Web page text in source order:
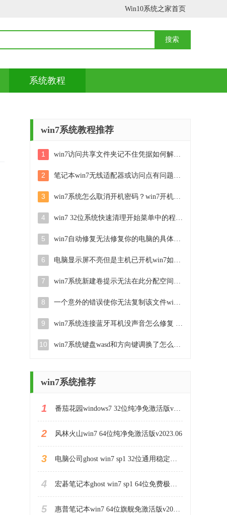
Win10系统之家首页
系统教程
win7系统教程推荐
1 win7访问共享文件夹记不住凭据如何解决 Windows 7 记住网络共享文件夹凭据设置方法
2 笔记本win7无线适配器或访问点有问题解决方法 笔记本win7无线适配器无法连接网络解决方法
3 win7系统怎么取消开机密码？win7开机密码怎么取消 win7系统如何取消开机密码
4 win7 32位系统快速清理开始菜单中的程序使用记录的方法 如何清理win7 32位系统开始菜单中的程序使用记录
5 win7自动修复无法修复你的电脑的具体处理方法 win7自动修复无法修复的原因和解决方法
6 电脑显示屏不亮但是主机已开机win7如何修复 电脑显示屏黑屏但主机已开机怎么办win7
7 win7系统新建卷提示无法在此分配空间中创建新建卷如何修复 win7系统新建卷无法分配空间如何解决
8 一个意外的错误使你无法复制该文件win7的解决方案 win7文件复制失败怎么办
9 win7系统连接蓝牙耳机没声音怎么修复 win7系统连接蓝牙耳机无声音问题解决方法
10 win7系统键盘wasd和方向键调换了怎么办 win7系统键盘wasd和方向键调换后无法恢复
win7系统推荐
1 番茄花园windows7 32位纯净免激活版v2023.07
2 风林火山win7 64位纯净免激活版v2023.06
3 ​电脑公司ghost win7 sp1 32位通用稳定版v2023.06
4 宏碁笔记本ghost win7 sp1 64位免费极速版下载v2023.06
5 惠普笔记本win7 64位旗舰免激活版v2023.06